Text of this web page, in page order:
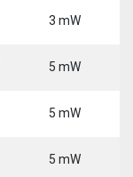
3 mW
5 mW
5 mW
5 mW